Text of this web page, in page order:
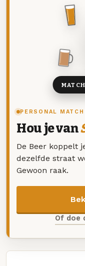
PERSONAL
Hou je van
De Beer koppelt
dezelfde straat
Gewoon raak.
Of doe